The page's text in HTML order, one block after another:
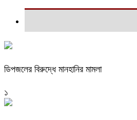
ডিপজলের বিরুদ্ধে মানহানির মামলা
১